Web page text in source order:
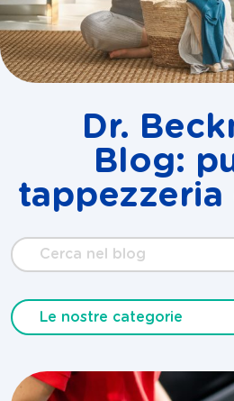
Dr.
Blog:
tappezzeria
Cerca
nel
Le nostre categorie